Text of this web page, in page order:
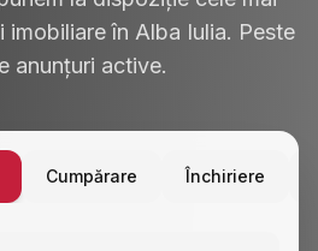
în Alba Iulia. Peste
anunțuri active.
Cumpărare Închiriere